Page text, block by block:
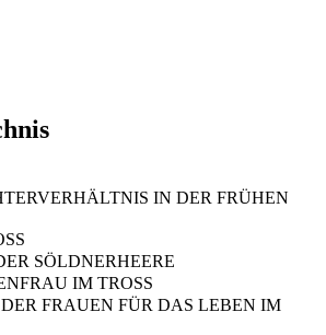
IN DER FRÜHEN
SÖLDNERHEERE
IM TROSS
FRAUEN FÜR DAS LEBEN IM